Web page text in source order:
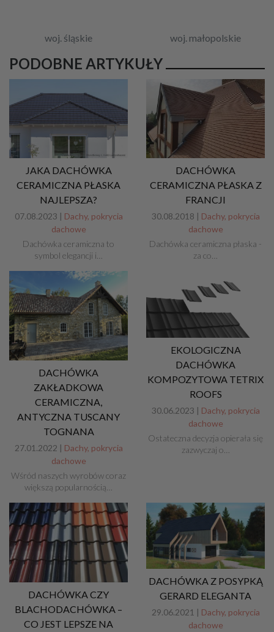
woj. śląskie woj. małopolskie
PODOBNE ARTYKUŁY
JAKA DACHÓWKA
CERAMICZNA PŁASKA
NAJLEPSZA?
07.08.2023 | Dachy, pokrycia
dachowe
Dachówka ceramiczna to
symbol elegancji i…
DACHÓWKA
CERAMICZNA PŁASKA Z
FRANCJI
30.08.2018 | Dachy, pokrycia
dachowe
Dachówka ceramiczna płaska -
za co…
DACHÓWKA
ZAKŁADKOWA
CERAMICZNA,
ANTYCZNA TUSCANY
TOGNANA
27.01.2022 | Dachy, pokrycia
dachowe
Wśród naszych wyrobów coraz
większą popularnością…
EKOLOGICZNA
DACHÓWKA
KOMPOZYTOWA TETRIX
ROOFS
30.06.2023 | Dachy, pokrycia
dachowe
Ostateczna decyzja opierała się
zazwyczaj o…
DACHÓWKA CZY
BLACHODACHÓWKA –
CO JEST LEPSZE NA
DACHÓWKA Z POSYPKĄ
GERARD ELEGANTA
29.06.2021 | Dachy, pokrycia
dachowe